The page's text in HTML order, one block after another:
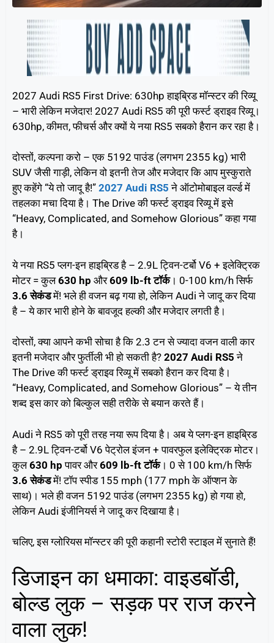
2027 Audi RS5 First Drive: 630hp हाइब्रिड मॉन्स्टर की रिव्यू
– भारी लेकिन मजेदार! 2027 Audi RS5 की पूरी फर्स्ट ड्राइव रिव्यू।
630hp, कीमत, फीचर्स और क्यों ये नया RS5 सबको हैरान कर रहा है।
दोस्तों, कल्पना करो – एक 5192 पाउंड (लगभग 2355 kg) भारी
SUV जैसी गाड़ी, लेकिन वो इतनी तेज और मजेदार कि आप मुस्कुराते
हुए कहेंगे “ये तो जादू है!” 2027 Audi RS5 ने ऑटोमोबाइल वर्ल्ड में
तहलका मचा दिया है। The Drive की फर्स्ट ड्राइव रिव्यू में इसे
“Heavy, Complicated, and Somehow Glorious” कहा गया
है।
ये नया RS5 प्लग-इन हाइब्रिड है – 2.9L ट्विन-टर्बो V6 + इलेक्ट्रिक
मोटर = कुल630 hp और609 lb-ft टॉर्क। 0-100 km/h सिर्फ
3.6 सेकंडमें! भले ही वजन बढ़ गया हो, लेकिन Audi ने जादू कर दिया
है – ये कार भारी होने के बावजूद हल्की और मजेदार लगती है।
दोस्तों, क्या आपने कभी सोचा है कि 2.3 टन से ज्यादा वजन वाली कार
इतनी मजेदार और फुर्तीली भी हो सकती है? 2027 Audi RS5 ने
The Drive की फर्स्ट ड्राइव रिव्यू में सबको हैरान कर दिया है।
“Heavy, Complicated, and Somehow Glorious” – ये तीन
शब्द इस कार को बिल्कुल सही तरीके से बयान करते हैं।
Audi ने RS5 को पूरी तरह नया रूप दिया है। अब ये प्लग-इन हाइब्रिड
है – 2.9L ट्विन-टर्बो V6 पेट्रोल इंजन + पावरफुल इलेक्ट्रिक मोटर।
कुल630 hp पावर और609 lb-ft टॉर्क। 0 से 100 km/h सिर्फ
3.6 सेकंडमें! टॉप स्पीड 155 mph (177 mph के ऑप्शन के
साथ)। भले ही वजन 5192 पाउंड (लगभग 2355 kg) हो गया हो,
लेकिन Audi इंजीनियर्स ने जादू कर दिखाया है।
चलिए, इस ग्लोरियस मॉन्स्टर की पूरी कहानी स्टोरी स्टाइल में सुनाते हैं!
डिजाइन का धमाका: वाइडबॉडी,
बोल्ड लुक – सड़क पर राज करने
वाला लुक!